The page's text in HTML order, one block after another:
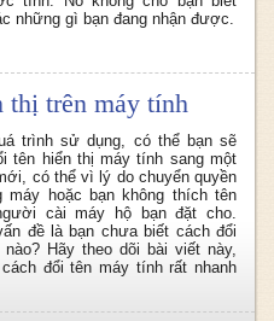
những gì bạn đang nhận được.
thị trên máy tính
trình sử dụng, có thể bạn sẽ
tên hiển thị máy tính sang một
có thể vì lý do chuyển quyền
máy hoặc bạn không thích tên
cài máy hộ bạn đặt cho.
đề là bạn chưa biết cách đổi
Hãy theo dõi bài viết này,
đổi tên máy tính rất nhanh